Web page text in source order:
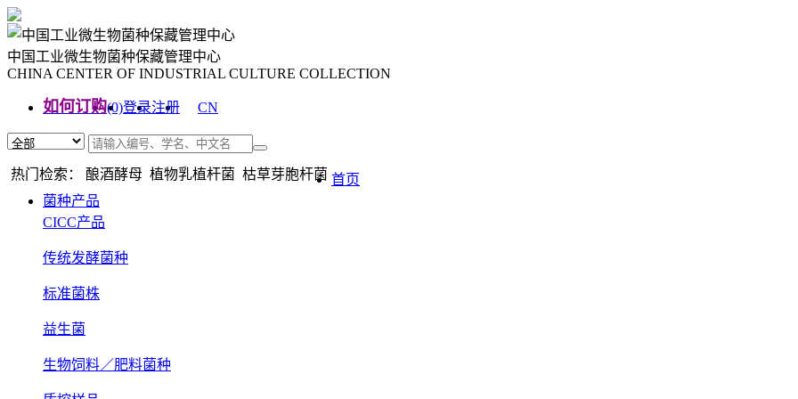
中国工业微生物菌种保藏管理中心
CHINA CENTER OF INDUSTRIAL CULTURE COLLECTION
如何订购(0)登录注册
CN
热门检索： 酿酒酵母 植物乳植杆菌 枯草芽胞杆菌 首页
菌种产品
CICC产品
传统发酵菌种
标准菌株
益生菌
生物饲料／肥料菌种